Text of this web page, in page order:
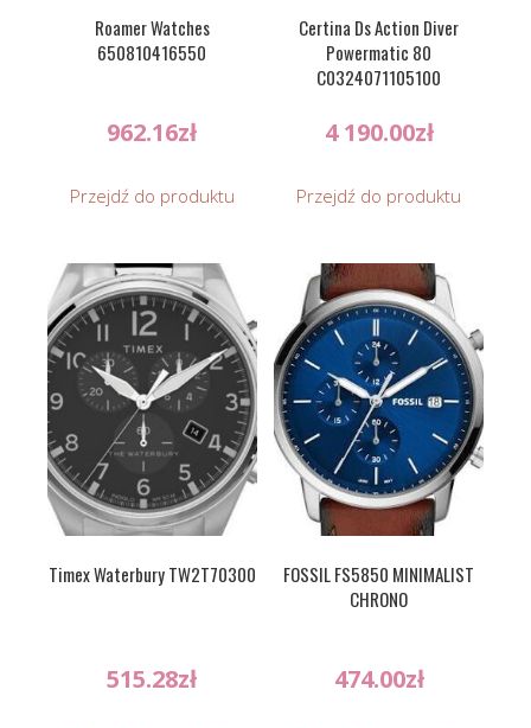
Roamer Watches
650810416550
962.16zł
Przejdź do produktu
Certina Ds Action Diver
Powermatic 80
C0324071105100
4 190.00zł
Przejdź do produktu
Timex Waterbury TW2T70300
515.28zł
FOSSIL FS5850 MINIMALIST
CHRONO
474.00zł